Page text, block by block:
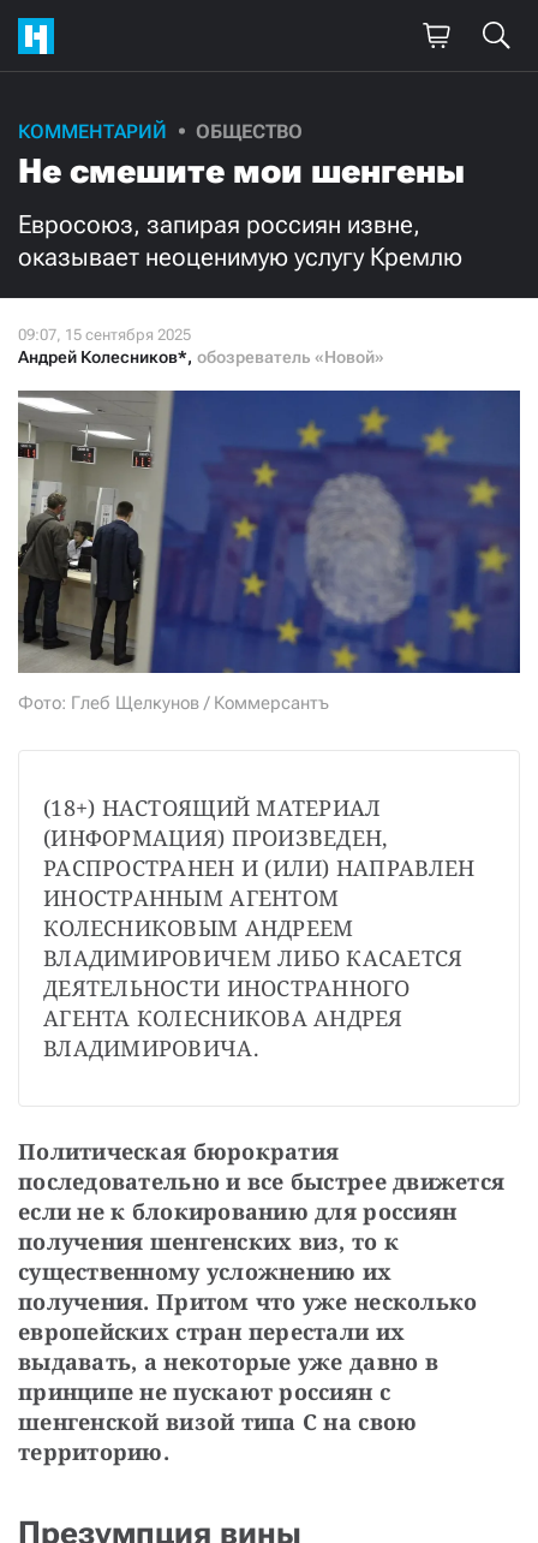
КОММЕНТАРИЙ ОБЩЕСТВО
Не смешите мои шенгены
Евросоюз, запирая россиян извне,
оказывает неоценимую услугу Кремлю
Андрей Колесников*, обозреватель «Новой»
Фото: Глеб Щелкунов / Коммерсантъ
(18+) НАСТОЯЩИЙ МАТЕРИАЛ
(ИНФОРМАЦИЯ) ПРОИЗВЕДЕН,
РАСПРОСТРАНЕН И (ИЛИ) НАПРАВЛЕН
ИНОСТРАННЫМ АГЕНТОМ
КОЛЕСНИКОВЫМ АНДРЕЕМ
ВЛАДИМИРОВИЧЕМ ЛИБО КАСАЕТСЯ
ДЕЯТЕЛЬНОСТИ ИНОСТРАННОГО
АГЕНТА КОЛЕСНИКОВА АНДРЕЯ
ВЛАДИМИРОВИЧА.
Политическая бюрократия
последовательно и все быстрее движется
если не к блокированию для россиян
получения шенгенских виз, то к
существенному усложнению их
получения. Притом что уже несколько
европейских стран перестали их
выдавать, а некоторые уже давно в
принципе не пускают россиян с
шенгенской визой типа С на свою
территорию.
Презумпция вины
Поддержите
нашу работу!
Ежемесячно Разово
500 300
Нажимая кнопку «Стать соучастником»,
я принимаю условия и подтверждаю свое гражданство РФ
СТАТЬ СОУЧАСТНИКОМ
ПОДЕЛИТЬСЯ С ДРУЗЬЯМИ
Если у вас есть вопросы, пишите donate@novayagazeta.ruили
звоните:
+7 (929) 612-03-68